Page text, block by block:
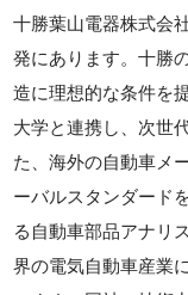
十勝葉山電器株式会
発にあります。十勝
造に理想的な条件を
大学と連携し、次世
た、海外の自動車メ
ーバルスタンダード
る自動車部品アナリ
界の電気自動車産業